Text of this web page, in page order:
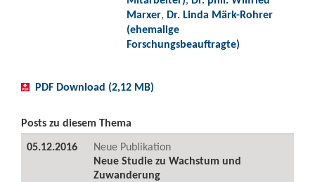
Marxer, Dr. Linda Märk-Rohrer
(ehemalige
Forschungsbeauftragte)
PDF Download (2,12 MB)
Posts zu diesem Thema
05.12.2016
Neue Publikation
Neue Studie zu Wachstum und
Zuwanderung